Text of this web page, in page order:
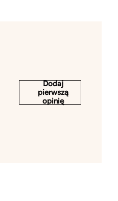
Dodaj
pierwszą
opinię